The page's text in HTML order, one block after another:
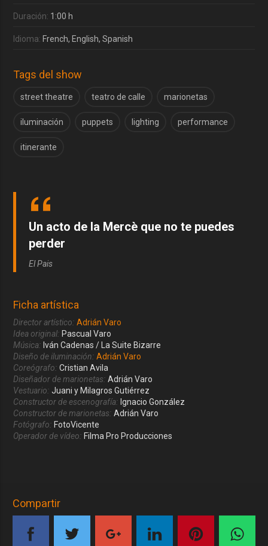
Duración: 1:00 h
Idioma: French, English, Spanish
Tags del show
street theatre teatro de calle marionetas
iluminación puppets lighting performance
itinerante
Un acto de la Mercè que no te puedes
perder
El Pais
Ficha artística
Director artístico: Adrián Varo
Idea original: Pascual Varo
Música: Iván Cadenas / La Suite Bizarre
Diseño de iluminación: Adrián Varo
Coreógrafo: Cristian Avila
Diseñador de marionetas: Adrián Varo
Vestuario: Juani y Milagros Gutiérrez
Constructor de escenografía: Ignacio González
Constructor de marionetas: Adrián Varo
Fotógrafo: FotoVicente
Operador de vídeo: Filma Pro Producciones
Compartir